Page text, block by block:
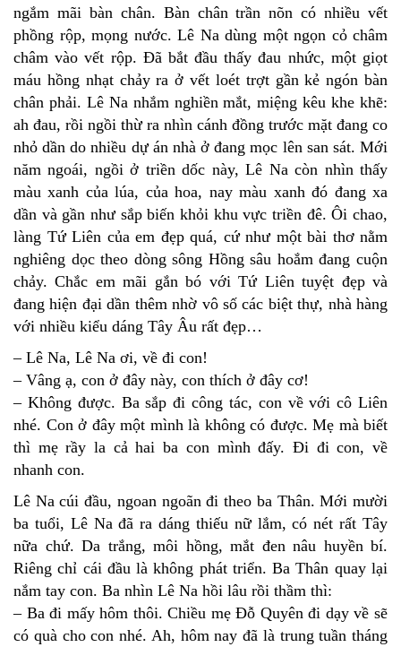
ngắm mãi bàn chân. Bàn chân trần nõn có nhiều vết
phồng rộp, mọng nước. Lê Na dùng một ngọn cỏ châm
châm vào vết rộp. Đã bắt đầu thấy đau nhức, một giọt
máu hồng nhạt chảy ra ở vết loét trợt gần kẻ ngón bàn
chân phải. Lê Na nhắm nghiền mắt, miệng kêu khe khẽ:
ah đau, rồi ngồi thừ ra nhìn cánh đồng trước mặt đang co
nhỏ dần do nhiều dự án nhà ở đang mọc lên san sát. Mới
năm ngoái, ngồi ở triền dốc này, Lê Na còn nhìn thấy
màu xanh của lúa, của hoa, nay màu xanh đó đang xa
dần và gần như sắp biến khỏi khu vực triền đê. Ôi chao,
làng Tứ Liên của em đẹp quá, cứ như một bài thơ nằm
nghiêng dọc theo dòng sông Hồng sâu hoắm đang cuộn
chảy. Chắc em mãi gắn bó với Tứ Liên tuyệt đẹp và
đang hiện đại dần thêm nhờ vô số các biệt thự, nhà hàng
với nhiều kiểu dáng Tây Âu rất đẹp…
– Lê Na, Lê Na ơi, về đi con!
– Vâng ạ, con ở đây này, con thích ở đây cơ!
– Không được. Ba sắp đi công tác, con về với cô Liên
nhé. Con ở đây một mình là không có được. Mẹ mà biết
thì mẹ rầy la cả hai ba con mình đấy. Đi đi con, về
nhanh con.
Lê Na cúi đầu, ngoan ngoãn đi theo ba Thân. Mới mười
ba tuổi, Lê Na đã ra dáng thiếu nữ lắm, có nét rất Tây
nữa chứ. Da trắng, môi hồng, mắt đen nâu huyền bí.
Riêng chỉ cái đầu là không phát triển. Ba Thân quay lại
nắm tay con. Ba nhìn Lê Na hồi lâu rồi thầm thì:
– Ba đi mấy hôm thôi. Chiều mẹ Đỗ Quyên đi dạy về sẽ
có quà cho con nhé. Ah, hôm nay đã là trung tuần tháng